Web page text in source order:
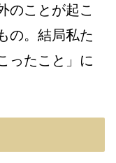
のことが起こ
の。結局私た
ったこと」に